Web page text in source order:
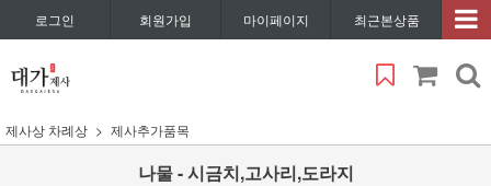
로그인 회원가입 마이페이지 최근본상품
제사상 차례상 제사추가품목
나물 - 시금치,고사리,도라지